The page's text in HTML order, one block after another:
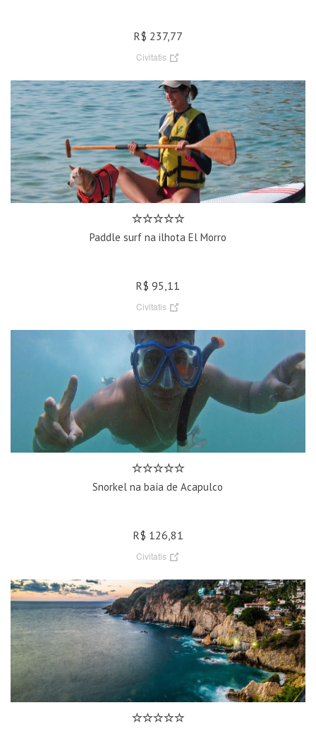
R$ 237,77
Civitatis
Paddle surf na ilhota El Morro
R$ 95,11
Civitatis
Snorkel na baía de Acapulco
R$ 126,81
Civitatis